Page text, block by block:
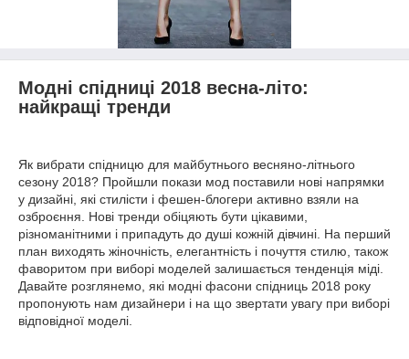
Модні спідниці 2018 весна-літо:
найкращі тренди
Як вибрати спідницю для майбутнього весняно-літнього
сезону 2018? Пройшли покази мод поставили нові напрямки
у дизайні, які стилісти і фешен-блогери активно взяли на
озброєння. Нові тренди обіцяють бути цікавими,
різноманітними і припадуть до душі кожній дівчині. На перший
план виходять жіночність, елегантність і почуття стилю, також
фаворитом при виборі моделей залишається тенденція міді.
Давайте розглянемо, які модні фасони спідниць 2018 року
пропонують нам дизайнери і на що звертати увагу при виборі
відповідної моделі.